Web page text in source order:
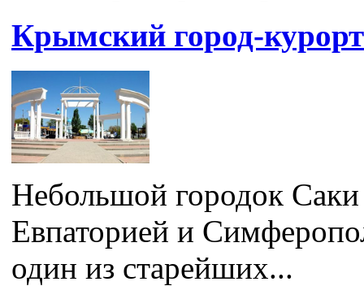
Крымский город-
Небольшой городок
Евпаторией и
один из старейших...